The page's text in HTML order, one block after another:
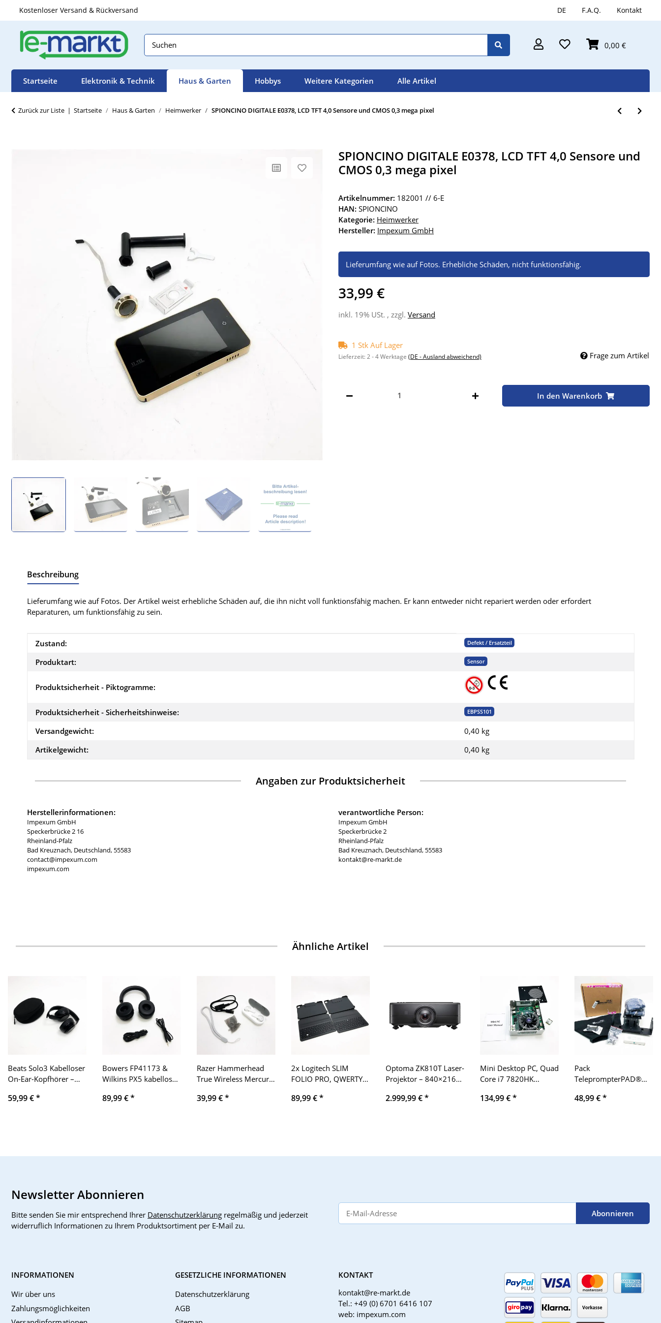
DE F.A.Q. Kontakt
Kostenloser Versand & Rückversand
0,00 €
Startseite Elektronik & Technik Haus & Garten Hobbys Weitere Kategorien Alle Artikel
Zurück zur Liste Startseite Haus & Garten Heimwerker SPIONCINO DIGITALE E0378, LCD TFT 4,0 Sensore und CMOS 0,3 mega pixel
SPIONCINO DIGITALE E0378, LCD TFT 4,0 Sensore und
CMOS 0,3 mega pixel
Artikelnummer: 182001 // 6-E
HAN: SPIONCINO
Kategorie: Heimwerker
Hersteller: Impexum GmbH
Lieferumfang wie auf Fotos. Erhebliche Schäden, nicht funktionsfähig.
33,99 €
inkl. 19% USt. , zzgl. Versand
1 Stk Auf Lager
Lieferzeit:2 - 4 Werktage (DE - Ausland abweichend) Frage zum Artikel
In den Warenkorb
Beschreibung
Lieferumfang wie auf Fotos. Der Artikel weist erhebliche Schäden auf, die ihn nicht voll funktionsfähig machen. Er kann entweder nicht repariert werden oder erfordert
Reparaturen, um funktionsfähig zu sein.
Produkteigenschaft
Wert
Zustand: Defekt / Ersatzteil
Produktart: Sensor
Produktsicherheit - Piktogramme:
Produktsicherheit - Sicherheitshinweise: EBPSS101
Versandgewicht:
0,40 kg
Artikelgewicht:
0,40 kg
Angaben zur Produktsicherheit
Herstellerinformationen:
Impexum GmbH
Speckerbrücke 2 16
Rheinland-Pfalz
Bad Kreuznach, Deutschland, 55583
contact@impexum.com
impexum.com
verantwortliche Person:
Impexum GmbH
Speckerbrücke 2
Rheinland-Pfalz
Bad Kreuznach, Deutschland, 55583
kontakt@re-markt.de
Ähnliche Artikel
Beats Solo3 Kabelloser
On-Ear-Kopfhörer –
Ohr ist nicht
59,99 €*
Bowers FP41173 &
Wilkins PX5 kabellose
Noise Cancelling, Grau
89,99 €*
Razer Hammerhead
True Wireless Mercury
39,99 €*
2x Logitech SLIM
FOLIO PRO, QWERTY +
89,99 €*
Optoma ZK810T Laser-
Projektor – 840×2160
DLP-Technologie
2.999,99 €*
Mini Desktop PC, Quad
Core i7 7820HK
Computer Ersatzteile
134,99 €*
Pack
TeleprompterPAD®️
nur Extras ohne Glas
48,99 €*
Newsletter Abonnieren
Bitte senden Sie mir entsprechend Ihrer Datenschutzerklärung regelmäßig und jederzeit
widerruflich Informationen zu Ihrem Produktsortiment per E-Mail zu.
Abonnieren
INFORMATIONEN
Wir über uns
Zahlungsmöglichkeiten
GESETZLICHE INFORMATIONEN
Datenschutzerklärung
AGB
KONTAKT
kontakt@re-markt.de
Tel.: +49 (0) 6701 6416 107
web: impexum.com